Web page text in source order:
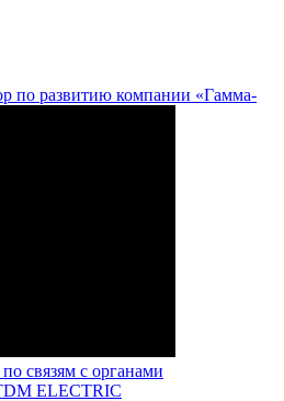
по развитию компании «Гамма-
связям с органами
ELECTRIC